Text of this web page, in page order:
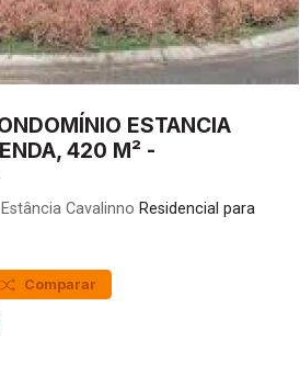
ESTANCIA
420 M² -
Estância Cavalinno Residencial para
Comparar